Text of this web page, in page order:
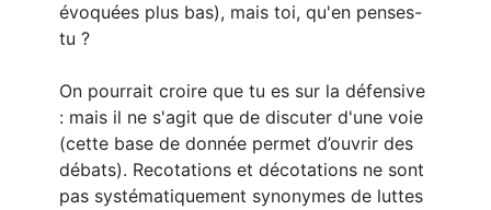
évoquées plus bas), mais toi, qu'en penses-
tu ?
On pourrait croire que tu es sur la défensive
: mais il ne s'agit que de discuter d'une voie
(cette base de donnée permet d’ouvrir des
débats). Recotations et décotations ne sont
pas systématiquement synonymes de luttes